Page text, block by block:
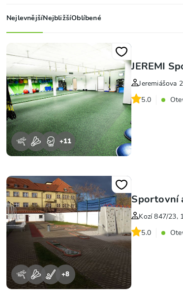
NejlevnějšíNejbližšíOblíbené
+11
JEREMI
Jeremiášova
5.0
+8
Sportovní
Kozí 847/23,
5.0